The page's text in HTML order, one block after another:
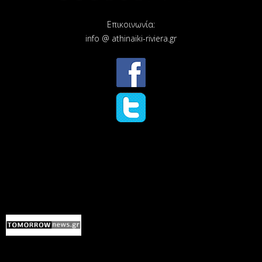
Επικοινωνία:
info @ athinaiki-riviera.gr